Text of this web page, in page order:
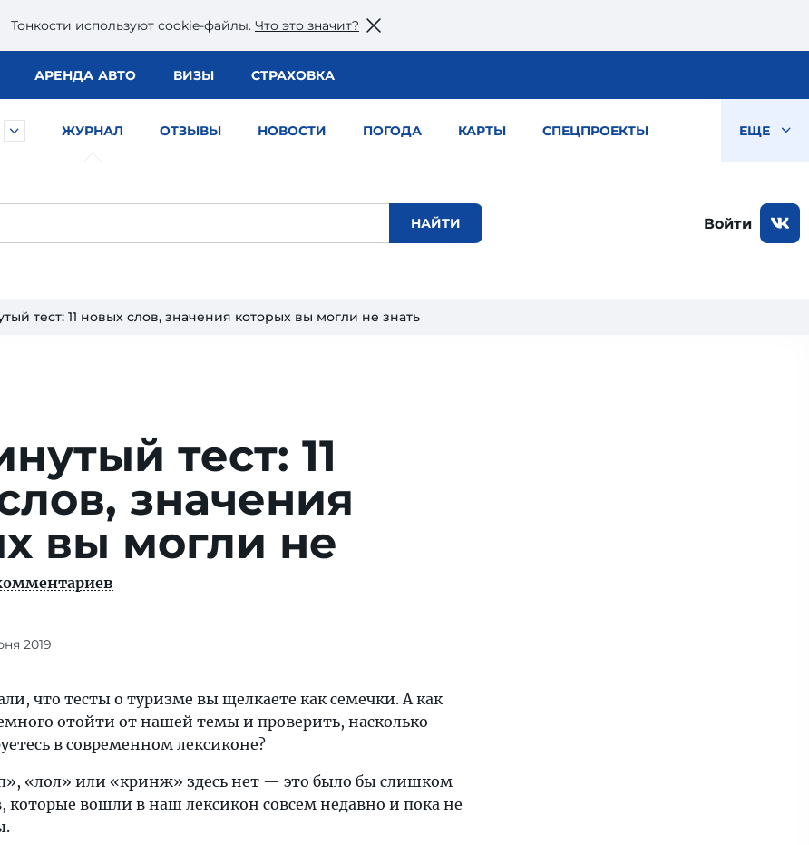
Тонкости используют сookie-файлы. Что это значит?
АРЕНДА АВТО ВИЗЫ СТРАХОВКА
ЖУРНАЛ ОТЗЫВЫ НОВОСТИ ПОГОДА КАРТЫ СПЕЦПРОЕКТЫ ЕЩЕ
Войти
тест: 11 новых слов, значения которых вы могли не знать
тест: 11
значения
вы могли не
2019
что тесты о туризме вы щелкаете как семечки. А как
отойти от нашей темы и проверить, насколько
в современном лексиконе?
«лол» или «кринж» здесь нет — это было бы слишком
которые вошли в наш лексикон совсем недавно и пока не